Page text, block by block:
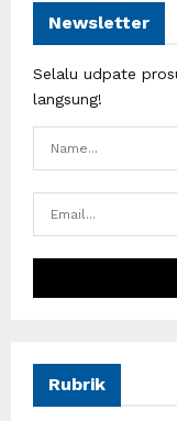
Newsletter
Selalu udpate
langsung!
Rubrik